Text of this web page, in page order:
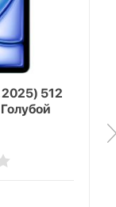
2025) 512